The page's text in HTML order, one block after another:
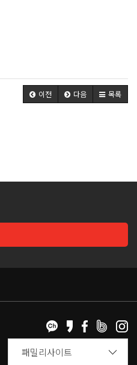
이전 다음 목록